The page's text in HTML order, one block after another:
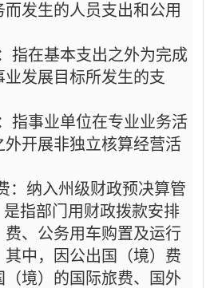
发生的人员支出和公用
指在基本支出之外为完成
发展目标所发生的支
指事业单位在专业业务活
外开展非独立核算经营活
：纳入州级财政预决算管
是指部门用财政拨款安排
、公务用车购置及运行
中，因公出国（境）费
（境）的国际旅费、国外